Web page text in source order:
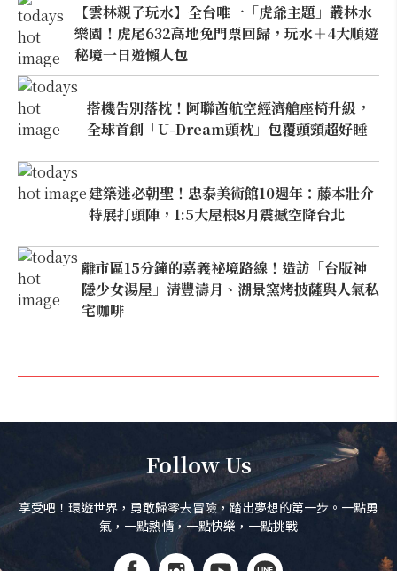
【雲林親子玩水】全台唯一「虎爺主題」叢林水
樂園！虎尾632高地免門票回歸，玩水＋4大順遊
秘境一日遊懶人包
搭機告別落枕！阿聯酋航空經濟艙座椅升級，
全球首創「U-Dream頭枕」包覆頭頸超好睡
建築迷必朝聖！忠泰美術館10週年：藤本壯介
特展打頭陣，1:5大屋根8月震撼空降台北
離市區15分鐘的嘉義祕境路線！造訪「台版神
隱少女湯屋」清豐濤月、湖景窯烤披薩與人氣私
宅咖啡
Follow Us
享受吧！環遊世界，勇敢歸零去冒險，踏出夢想的第一步。一點勇
氣，一點熱情，一點快樂，一點挑戰